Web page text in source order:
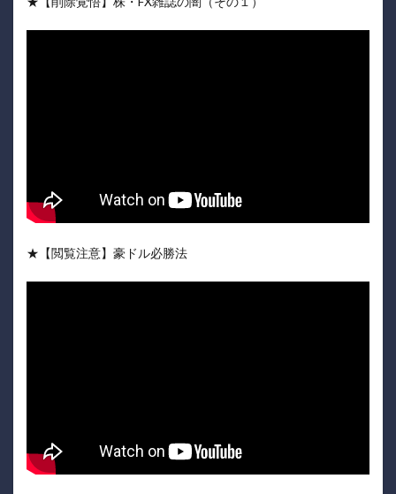
★【閲覧注意】豪ドル必勝法